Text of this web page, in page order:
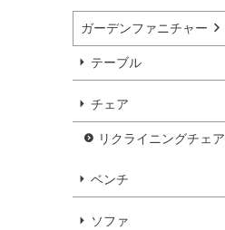
ガーデンファニチャー
テーブル
チェア
リクライニングチェア
ベンチ
ソファ